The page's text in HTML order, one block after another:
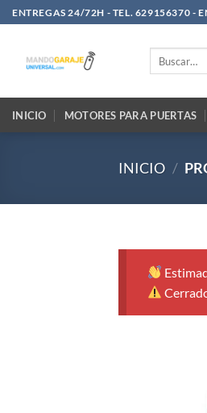
Saltar
al
ENTREGAS 24/72H - TEL. 629156370 -
INICIO MOTORES PARA PUERTAS
INICIO /